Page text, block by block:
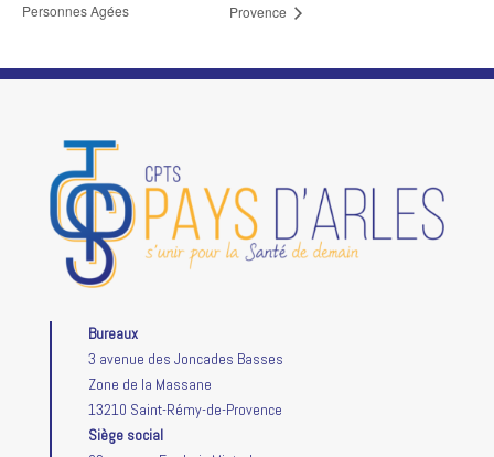
Personnes Agées
Provence
Bureaux
3 avenue des Joncades Basses
Zone de la Massane
13210 Saint-Rémy-de-Provence
Siège social